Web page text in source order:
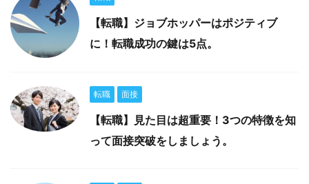
【転職】ジョブホッパーはポジティブ
に！転職成功の鍵は5点。
転職 面接
【転職】見た目は超重要！3つの特徴を知
って面接突破をしましょう。